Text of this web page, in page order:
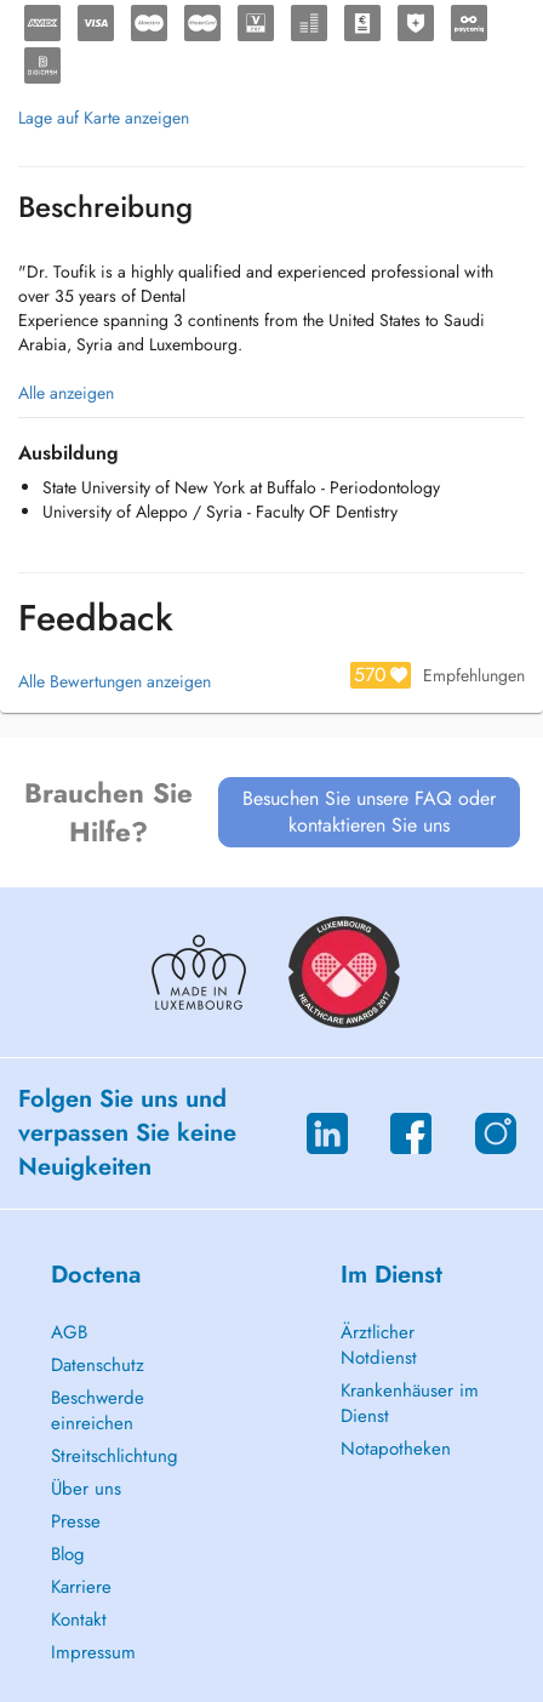
Lage auf Karte anzeigen
Beschreibung
"Dr. Toufik is a highly qualified and experienced professional with
over 35 years of Dental
Experience spanning 3 continents from the United States to Saudi
Arabia, Syria and Luxembourg.
For appointments: mobile & WhatsApp: +352 691 789 446
Kayl Clinic: +352 26 56 12 41
Diekirch Clinic : +352 27 52 29 90
Alle anzeigen
Ausbildung
State University of New York at Buffalo - Periodontology
University of Aleppo / Syria - Faculty OF Dentistry
Feedback
Alle Bewertungen anzeigen 570 Empfehlungen
Brauchen Sie
Hilfe?
Besuchen Sie unsere FAQ oder
kontaktieren Sie uns
Folgen Sie uns und
verpassen Sie keine
Neuigkeiten
Doctena
AGB
Datenschutz
Beschwerde
einreichen
Streitschlichtung
Über uns
Presse
Blog
Karriere
Kontakt
Impressum
Im Dienst
Ärztlicher
Notdienst
Krankenhäuser im
Dienst
Notapotheken